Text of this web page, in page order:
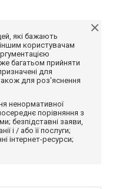
які бажають
користувачам
багатьом прийняти
для
для роз'яснення
ненормативної
порівняння з
безпідставні заяви,
і / або її послуги;
інтернет-ресурси;